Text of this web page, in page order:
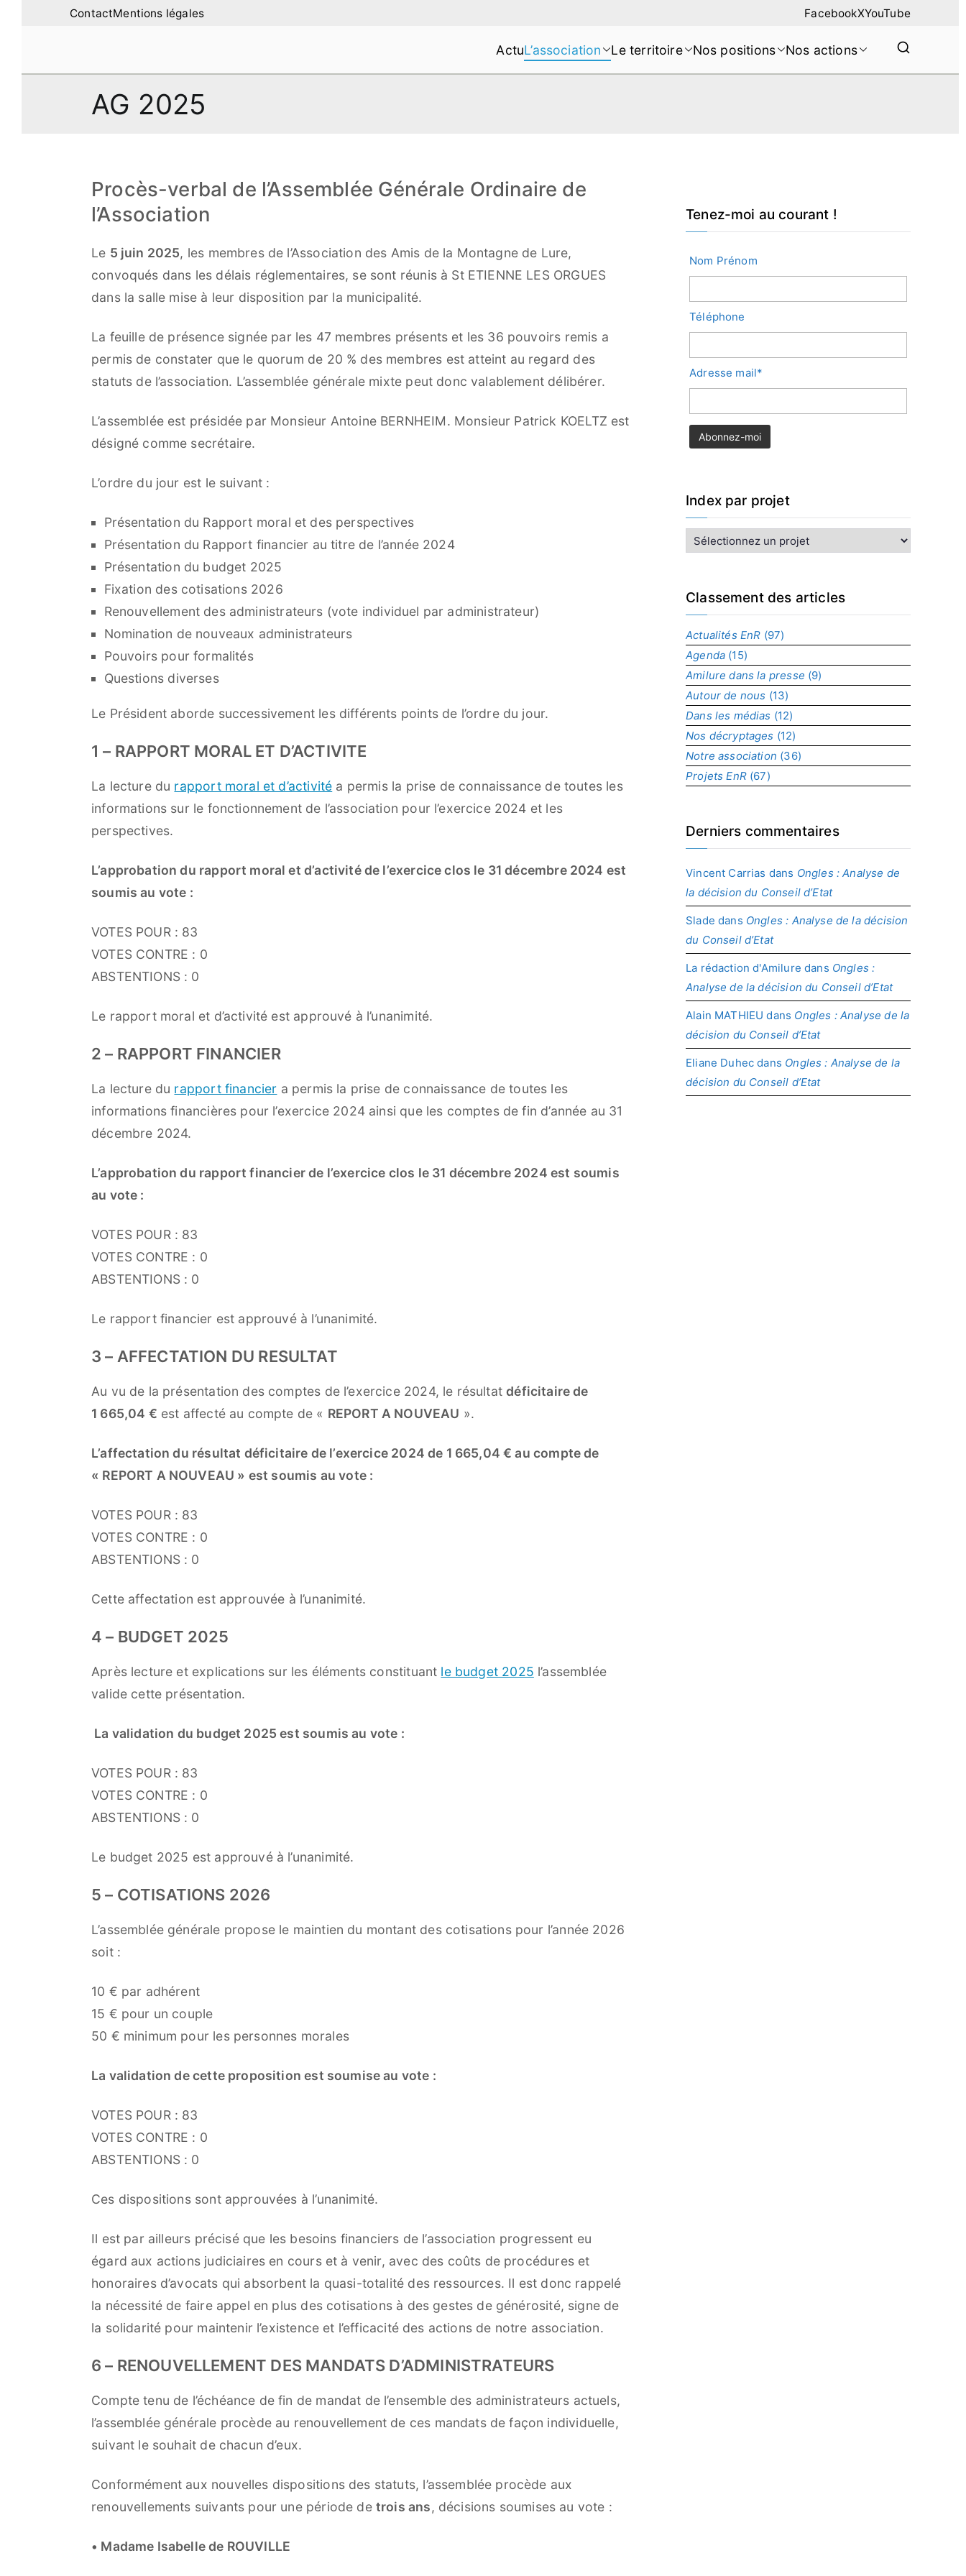
ContactMentions légales FacebookXYouTube
Amilure – Les Amis de la Montagne de Lure
ActuL’association Le territoire Nos positions Nos actions
AG 2025
Procès-verbal de l’Assemblée Générale Ordinaire de
l’Association
Le 5 juin 2025, les membres de l’Association des Amis de la Montagne de Lure,
convoqués dans les délais réglementaires, se sont réunis à St ETIENNE LES ORGUES
dans la salle mise à leur disposition par la municipalité.
La feuille de présence signée par les 47 membres présents et les 36 pouvoirs remis a
permis de constater que le quorum de 20 % des membres est atteint au regard des
statuts de l’association. L’assemblée générale mixte peut donc valablement délibérer.
L’assemblée est présidée par Monsieur Antoine BERNHEIM. Monsieur Patrick KOELTZ est
désigné comme secrétaire.
L’ordre du jour est le suivant :
Présentation du Rapport moral et des perspectives
Présentation du Rapport financier au titre de l’année 2024
Présentation du budget 2025
Fixation des cotisations 2026
Renouvellement des administrateurs (vote individuel par administrateur)
Nomination de nouveaux administrateurs
Pouvoirs pour formalités
Questions diverses
Le Président aborde successivement les différents points de l’ordre du jour.
1 – RAPPORT MORAL ET D’ACTIVITE
La lecture du rapport moral et d’activité a permis la prise de connaissance de toutes les
informations sur le fonctionnement de l’association pour l’exercice 2024 et les
perspectives.
L’approbation du rapport moral et d’activité de l’exercice clos le 31 décembre 2024 est
soumis au vote :
VOTES POUR : 83
VOTES CONTRE : 0
ABSTENTIONS : 0
Le rapport moral et d’activité est approuvé à l’unanimité.
2 – RAPPORT FINANCIER
La lecture du rapport financier a permis la prise de connaissance de toutes les
informations financières pour l’exercice 2024 ainsi que les comptes de fin d’année au 31
décembre 2024.
L’approbation du rapport financier de l’exercice clos le 31 décembre 2024 est soumis
au vote :
VOTES POUR : 83
VOTES CONTRE : 0
ABSTENTIONS : 0
Le rapport financier est approuvé à l’unanimité.
3 – AFFECTATION DU RESULTAT
Au vu de la présentation des comptes de l’exercice 2024, le résultatdéficitaire de
1 665,04 € est affecté au compte de « REPORT A NOUVEAU ».
L’affectation du résultat déficitaire de l’exercice 2024 de 1 665,04 € au compte de
« REPORT A NOUVEAU » est soumis au vote :
VOTES POUR : 83
VOTES CONTRE : 0
ABSTENTIONS : 0
Cette affectation est approuvée à l’unanimité.
4 – BUDGET 2025
Après lecture et explications sur les éléments constituant le budget 2025 l’assemblée
valide cette présentation.
La validation du budget 2025 est soumis au vote :
VOTES POUR : 83
VOTES CONTRE : 0
ABSTENTIONS : 0
Le budget 2025 est approuvé à l’unanimité.
5 – COTISATIONS 2026
L’assemblée générale propose le maintien du montant des cotisations pour l’année 2026
soit :
10 € par adhérent
15 € pour un couple
50 € minimum pour les personnes morales
La validation de cette proposition est soumise au vote :
VOTES POUR : 83
VOTES CONTRE : 0
ABSTENTIONS : 0
Ces dispositions sont approuvées à l’unanimité.
Il est par ailleurs précisé que les besoins financiers de l’association progressent eu
égard aux actions judiciaires en cours et à venir, avec des coûts de procédures et
honoraires d’avocats qui absorbent la quasi-totalité des ressources. Il est donc rappelé
la nécessité de faire appel en plus des cotisations à des gestes de générosité, signe de
la solidarité pour maintenir l’existence et l’efficacité des actions de notre association.
6 – RENOUVELLEMENT DES MANDATS D’ADMINISTRATEURS
Compte tenu de l’échéance de fin de mandat de l’ensemble des administrateurs actuels,
l’assemblée générale procède au renouvellement de ces mandats de façon individuelle,
suivant le souhait de chacun d’eux.
Conformément aux nouvelles dispositions des statuts, l’assemblée procède aux
renouvellements suivants pour une période de trois ans, décisions soumises au vote :
• Madame Isabelle de ROUVILLE
Tenez-moi au courant !
Nom Prénom
Téléphone
Adresse mail*
Index par projet
n
x
r
p
r
o
j
e
t
Classement des articles
Actualités EnR (97)
Agenda (15)
Amilure dans la presse (9)
Autour de nous (13)
Dans les médias (12)
Nos décryptages (12)
Notre association (36)
Projets EnR(67)
Derniers commentaires
Vincent Carrias dans Ongles : Analyse de
la décision du Conseil d’Etat
Slade dans Ongles : Analyse de la décision
du Conseil d’Etat
La rédaction d'Amilure dans Ongles :
Analyse de la décision du Conseil d’Etat
Alain MATHIEU dans Ongles : Analyse de la
décision du Conseil d’Etat
Eliane Duhec dans Ongles : Analyse de la
décision du Conseil d’Etat